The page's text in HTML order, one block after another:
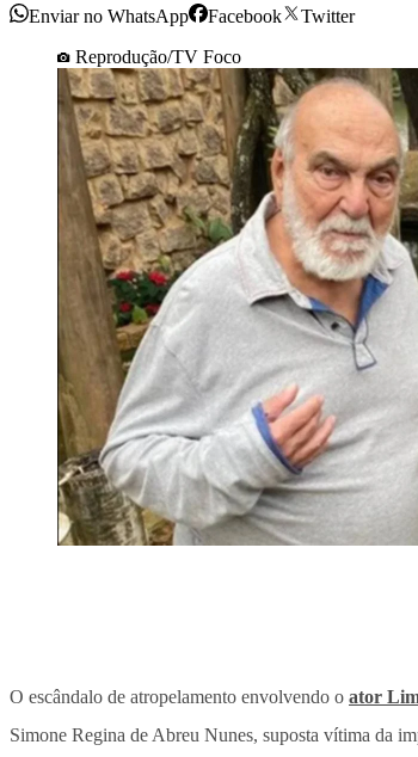
Enviar no WhatsApp Facebook
Twitter
Reprodução/TV Foco
O escândalo de atropelamento envolvendo o ator
Simone Regina de Abreu Nunes, suposta vítima da